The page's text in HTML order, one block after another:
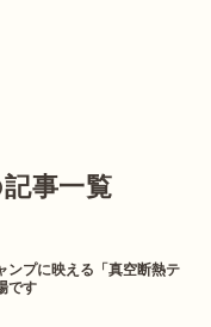
事一覧
ンプに映える「真空断熱テ
です